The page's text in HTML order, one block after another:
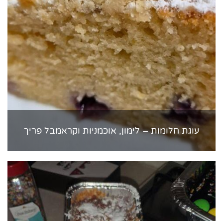
עוגת חלומות – לימון, אוכמניות וקראמבל פריך